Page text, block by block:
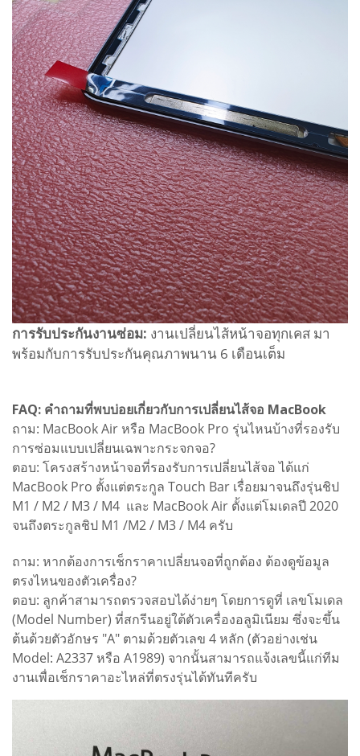
การรับประกันงานซ่อม: งานเปลี่ยนไส้หน้าจอทุกเคส มา
พร้อมกับการรับประกันคุณภาพนาน 6 เดือนเต็ม
FAQ: คำถามที่พบบ่อยเกี่ยวกับการเปลี่ยนไส้จอ MacBook
ถาม: MacBook Air หรือ MacBook Pro รุ่นไหนบ้างที่รองรับ
การซ่อมแบบเปลี่ยนเฉพาะกระจกจอ?
ตอบ: โครงสร้างหน้าจอที่รองรับการเปลี่ยนไส้จอ ได้แก่
MacBook Pro ตั้งแต่ตระกูล Touch Bar เรื่อยมาจนถึงรุ่นชิป
M1 / M2 / M3 / M4 และ MacBook Air ตั้งแต่โมเดลปี 2020
จนถึงตระกูลชิป M1 /M2 / M3 / M4 ครับ
ถาม: หากต้องการเช็กราคาเปลี่ยนจอที่ถูกต้อง ต้องดูข้อมูล
ตรงไหนของตัวเครื่อง?
ตอบ: ลูกค้าสามารถตรวจสอบได้ง่ายๆ โดยการดูที่ เลขโมเดล
(Model Number) ที่สกรีนอยู่ใต้ตัวเครื่องอลูมิเนียม ซึ่งจะขึ้น
ต้นด้วยตัวอักษร "A" ตามด้วยตัวเลข 4 หลัก (ตัวอย่างเช่น
Model: A2337 หรือ A1989) จากนั้นสามารถแจ้งเลขนี้แก่ทีม
งานเพื่อเช็กราคาอะไหล่ที่ตรงรุ่นได้ทันทีครับ